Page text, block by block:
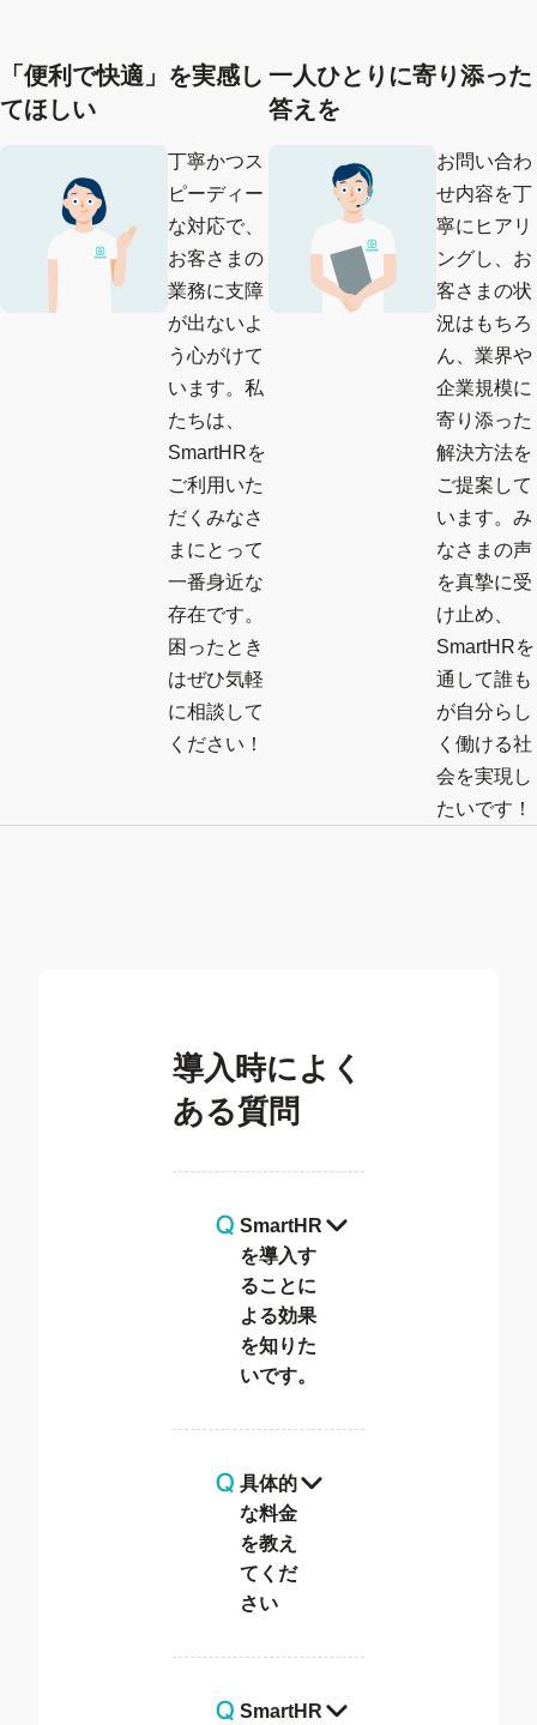
「便利で快適」を実感し
てほしい
丁寧かつス
ピーディー
な対応で、
お客さまの
業務に支障
が出ないよ
う心がけて
います。私
たちは、
SmartHRを
ご利用いた
だくみなさ
まにとって
一番身近な
存在です。
困ったとき
はぜひ気軽
に相談して
ください！
一人ひとりに寄り添った
答えを
お問い合わ
せ内容を丁
寧にヒアリ
ングし、お
客さまの状
況はもちろ
ん、業界や
企業規模に
寄り添った
解決方法を
ご提案して
います。み
なさまの声
を真摯に受
け止め、
SmartHRを
通して誰も
が自分らし
く働ける社
会を実現し
たいです！
導入時によく
ある質問
SmartHR
を導入す
ることに
よる効果
を知りた
いです。
具体的
な料金
を教え
てくだ
さい
SmartHR